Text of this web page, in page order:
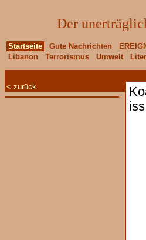
Der
Startseite Gute Nachrichten
Libanon
Terrorismus Umwelt
< zurück